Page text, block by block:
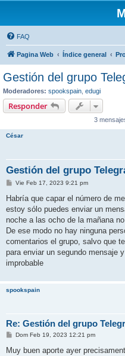
FAQ
Pagina Web Índice general
Gestión del grupo
Moderadores: spookspain edugi
Responder
3
César
Gestión del grupo
M
n
a
j
Vie Feb 17, 2023 9:21 pm
Habría que capar el número de
estoy sólo puedes enviar un
noche a las ocho de la mañana
De ese modo no hay ninguna
comentarios el grupo, salvo que
para enviar un segundo mensaje
improbable
spookspain
Re: Gestión del grupo
M
n
Dom Feb 19, 2023 12:21 pm
Muy buen aporte ayer